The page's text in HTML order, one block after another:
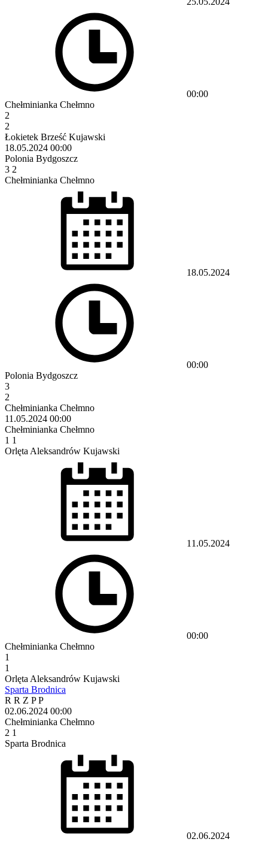
00:00
Chełminianka Chełmno
2
2
Łokietek Brześć Kujawski
18.05.2024 00:00
Polonia Bydgoszcz
3 2
Chełminianka Chełmno
18.05.2024
00:00
Polonia Bydgoszcz
3
2
Chełminianka Chełmno
11.05.2024 00:00
Chełminianka Chełmno
1 1
Orlęta Aleksandrów Kujawski
11.05.2024
00:00
Chełminianka Chełmno
1
1
Orlęta Aleksandrów Kujawski
Sparta Brodnica
R R Z PP
02.06.2024 00:00
Chełminianka Chełmno
2 1
Sparta Brodnica
02.06.2024